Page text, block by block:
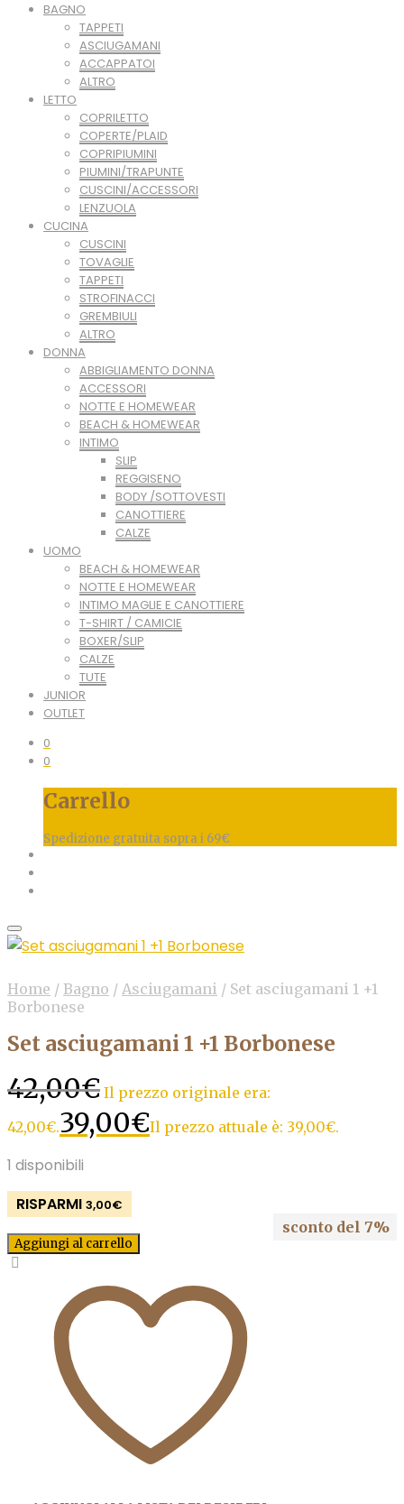
BAGNO
TAPPETI
ASCIUGAMANI
ACCAPPATOI
ALTRO
LETTO
COPRILETTO
COPERTE/PLAID
COPRIPIUMINI
PIUMINI/TRAPUNTE
CUSCINI/ACCESSORI
LENZUOLA
CUCINA
CUSCINI
TOVAGLIE
TAPPETI
STROFINACCI
GREMBIULI
ALTRO
DONNA
ABBIGLIAMENTO DONNA
ACCESSORI
NOTTE E HOMEWEAR
BEACH & HOMEWEAR
INTIMO
SLIP
REGGISENO
BODY /SOTTOVESTI
CANOTTIERE
CALZE
UOMO
BEACH & HOMEWEAR
NOTTE E HOMEWEAR
INTIMO MAGLIE E CANOTTIERE
T-SHIRT / CAMICIE
BOXER/SLIP
CALZE
TUTE
JUNIOR
OUTLET
0
0
Carrello
Spedizione gratuita sopra i 69€
Home / Bagno / Asciugamani / Set asciugamani 1 +1
Borbonese
Set asciugamani 1 +1 Borbonese
42,00€ Il prezzo originale era:
42,00€.39,00€Il prezzo attuale è: 39,00€.
1 disponibili
RISPARMI 3,00€
sconto del 7%
Aggiungi al carrello